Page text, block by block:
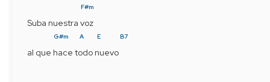
F#m
Suba nuestra voz
G#m A E B7
al que hace todo nuevo